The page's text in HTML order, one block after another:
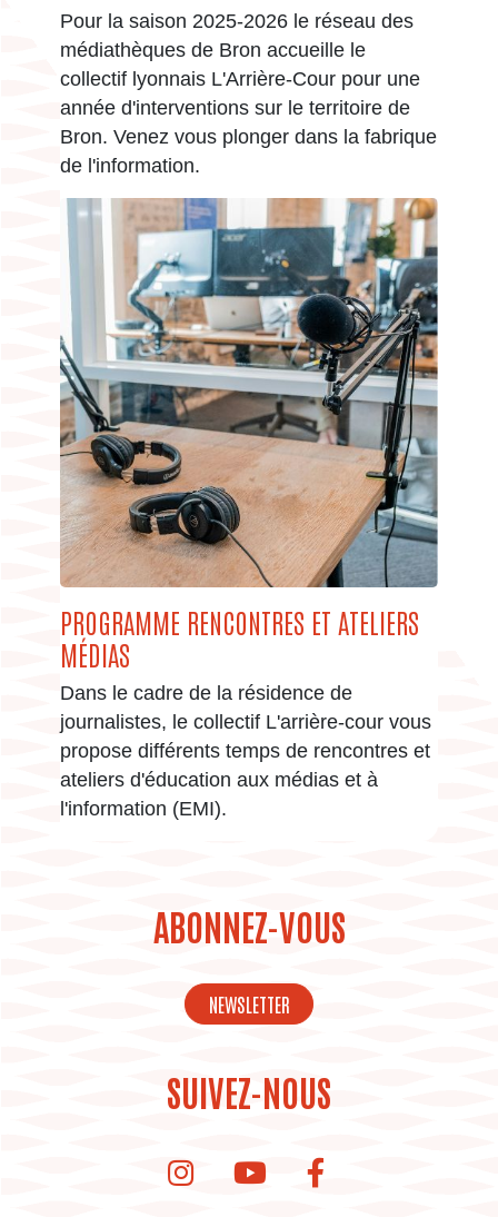
Pour la saison 2025-2026 le réseau des
médiathèques de Bron accueille le
collectif lyonnais L'Arrière-Cour pour une
année d'interventions sur le territoire de
Bron. Venez vous plonger dans la fabrique
de l'information.
PROGRAMME RENCONTRES ET ATELIERS
MÉDIAS
Dans le cadre de la résidence de
journalistes, le collectif L'arrière-cour vous
propose différents temps de rencontres et
ateliers d'éducation aux médias et à
l'information (EMI).
ABONNEZ-VOUS
NEWSLETTER
SUIVEZ-NOUS
instagram de la bibliothèque
Youtube de la bibliothèque